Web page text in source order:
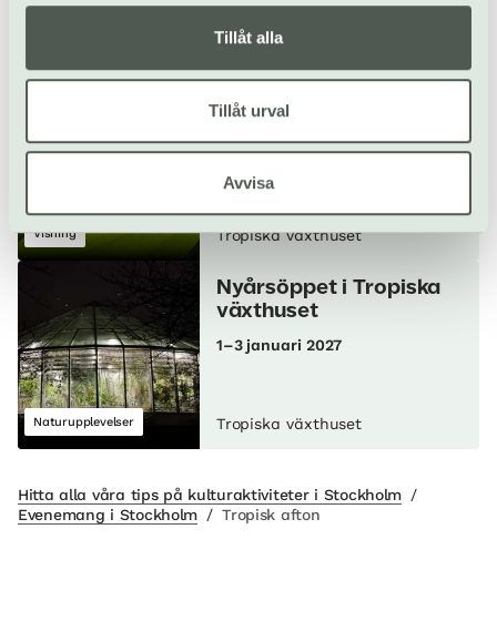
Tillåt alla
Tillåt urval
Avvisa
Tropiska växthuset
Visning
Visning i advent
Tropiska växthuset
Naturupplevelser
Nyårsöppet i Tropiska
växthuset
1–3 januari 2027
Tropiska växthuset
Hitta alla våra tips på kulturaktiviteter i Stockholm /
Evenemang i Stockholm / Tropisk afton